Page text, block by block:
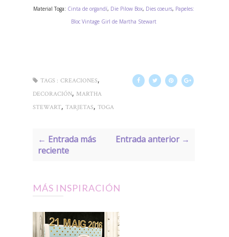
Material Toga: Cinta de organdí, Die Pilow Box, Dies coeurs, Papeles:
Bloc Vintage Girl de Martha Stewart
TAGS : CREACIONES,
DECORACIÓN, MARTHA
STEWART, TARJETAS, TOGA
← Entrada más
reciente
Entrada anterior →
MÁS INSPIRACIÓN